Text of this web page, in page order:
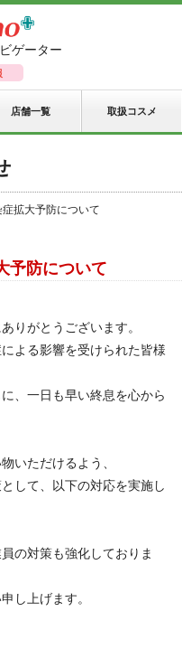
ゲーター
店舗一覧 取扱コスメ
拡大予防について
予防について
りがとうございます。
よる影響を受けられた皆様
、一日も早い終息を心から
いただけるよう、
して、以下の対応を実施し
の対策も強化しておりま
し上げます。